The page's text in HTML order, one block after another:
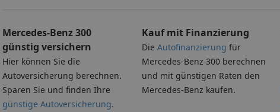
Mercedes-Benz 300
günstig versichern
Hier können Sie die
Autoversicherung berechnen.
Sparen Sie und finden Ihre
günstige Autoversicherung.
Kauf mit Finanzierung
Die Autofinanzierung für
Mercedes-Benz 300 berechnen
und mit günstigen Raten den
Mercedes-Benz kaufen.